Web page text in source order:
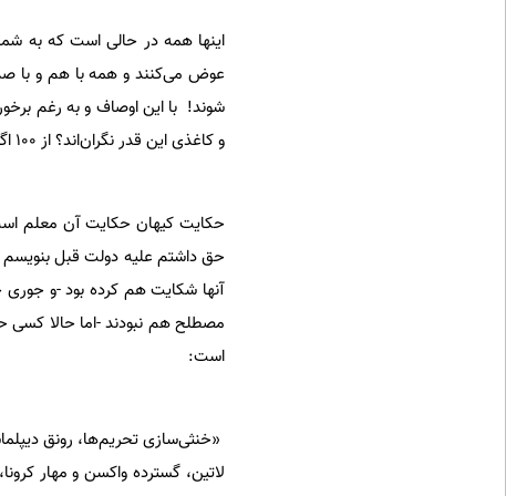
اینها همه در حالی است که به
عوض می‌کنند و همه با هم و با
شوند! با این اوصاف و به رغم
و کاغذی این قدر نگران‌اند؟ از 100 اگر 99 تا داشته باشند باز دنبال همان یکی هستند!
حکایت کیهان حکایت آن معلم
حق داشتم علیه دولت قبل بنویسم
آنها شکایت هم کرده بود -و جور‌ی
مصطلح هم نبودند -اما حالا کسی
است:
«خنثی‌سازی تحریم‌ها، رونق
لاتین، گسترده واکسن و مهار